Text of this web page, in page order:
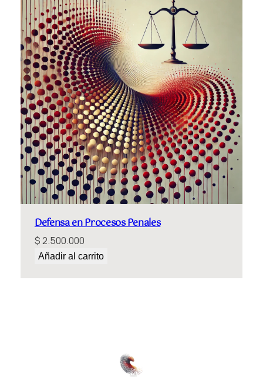
Defensa en Procesos Penales
$2.500.000
Añadir al carrito